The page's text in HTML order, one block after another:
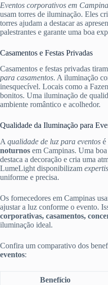
Eventos corporativos em
usam torres de iluminação. Eles
torres ajudam a destacar as
palestrantes e garante uma boa
Casamentos e Festas Privadas
Casamentos e festas privadas
para casamentos. A iluminação
inesquecível. Locais como a
bonitos. Uma iluminação de
ambiente romântico e acolhedor.
Qualidade da Iluminação para
A qualidade de luz para eventos é
noturnos em Campinas. Uma
destaca a decoração e cria uma
LumeLight disponibilizam
uniforme e precisa.
Os fornecedores em Campinas
ajustar a luz conforme o evento.
corporativas, casamentos,
iluminação ideal.
Confira um comparativo dos
eventos:
Benefício